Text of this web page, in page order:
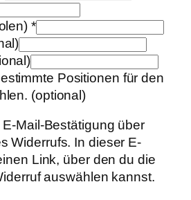
*
Positionen für den
(optional)
Mail-Bestätigung über
Widerrufs. In dieser E-
Link, über den du die
auswählen kannst.